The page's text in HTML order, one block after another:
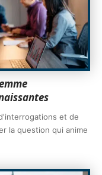
et de
la question qui anime